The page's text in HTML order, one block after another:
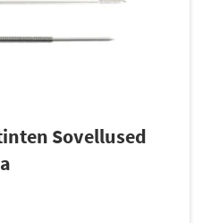
Sovellused